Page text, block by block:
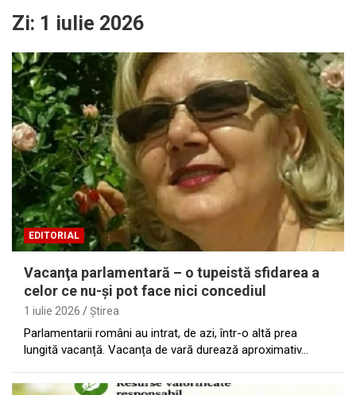
Zi: 1 iulie 2026
EDITORIAL
Vacanţa parlamentară – o tupeistă sfidarea a
celor ce nu-şi pot face nici concediul
1 iulie 2026 Ştirea
Parlamentarii români au intrat, de azi, într-o altă prea
lungită vacanță. Vacanța de vară durează aproximativ…